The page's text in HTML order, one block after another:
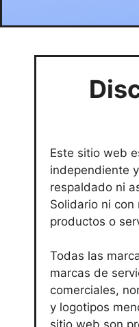
Este sitio web
independiente
respaldado ni
Solidario ni con
productos o
Todas las
marcas de
comerciales,
y logotipos
sitio web son